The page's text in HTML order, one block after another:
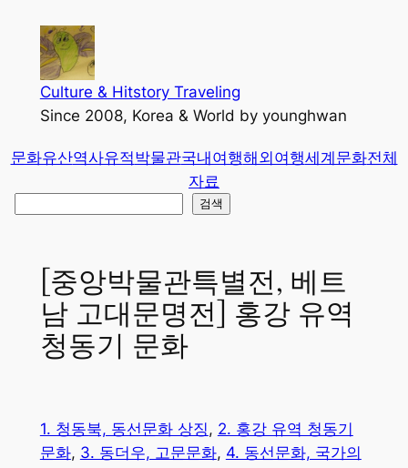
가
Culture & Hitstory Traveling
Since 2008, Korea & World by younghwan
문화유산역사유적박물관국내여행해외여행세계문화전체
자료
검색
[중앙박물관특별전, 베트
남 고대문명전] 홍강 유역
청동기 문화
1. 청동북, 동선문화 상징, 2. 홍강 유역 청동기
문화, 3. 동더우, 고문문화, 4. 동선문화, 국가의